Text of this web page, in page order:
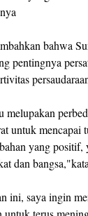
bahwa
pentingnya
melupakan
untuk mencapai
yang
dan
ini, saya ingin